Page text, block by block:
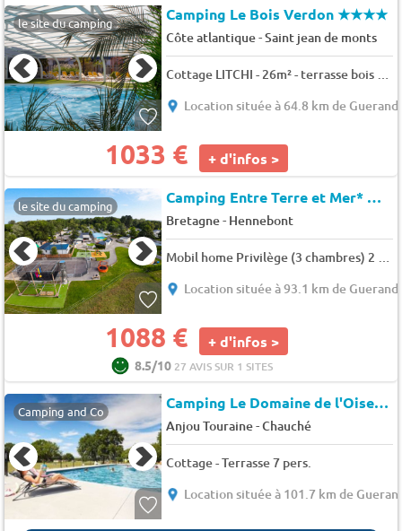
le site du camping Camping Le Bois Verdon★★★★
Côte atlantique-Saint jean de monts
Location située à 64.8 km de
1033 € + d'infos >
le site du camping Camping Entre Terre et Mer*
Bretagne- Hennebont
Location située à 93.1 km de
1088 € + d'infos >
8.5/10 27 AVIS SUR 1 SITES
Camping and Co Camping Le Domaine de l'Oiselière
Anjou Touraine-Chauché
Cottage - Terrasse 7 pers.
Location située à 101.7 km de